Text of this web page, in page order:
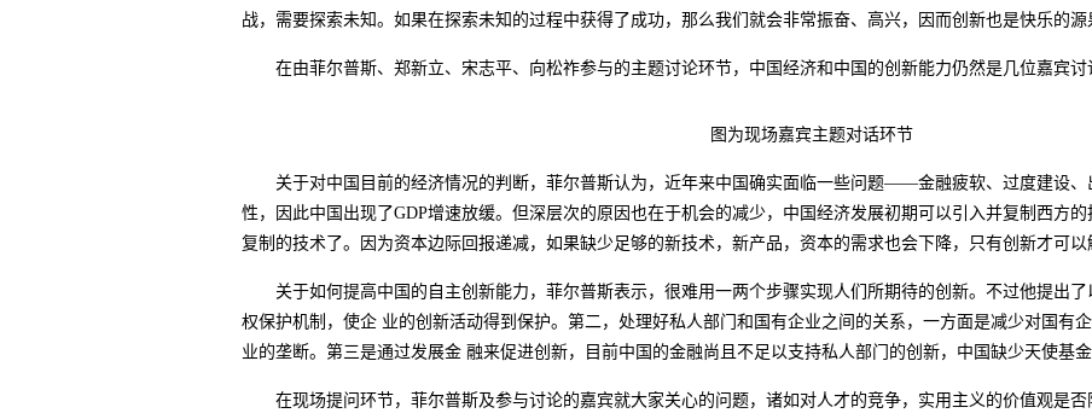
战，需要探索未知。如果在探索未知的过程中获得了成功，那么我们就会非常振奋、高兴，因而创新也是快乐的源
在由菲尔普斯、郑新立、宋志平、向松祚参与的主题讨论环节，中国经济和中国的创新能力仍然是几位嘉宾讨
图为现场嘉宾主题对话环节
关于对中国目前的经济情况的判断，菲尔普斯认为，近年来中国确实面临一些问题——金融疲软、过度建设
性，因此中国出现了GDP增速放缓。但深层次的原因也在于机会的减少，中国经济发展初期可以引入并复制西方的
复制的技术了。因为资本边际回报递减，如果缺少足够的新技术，新产品，资本的需求也会下降，只有创新才可以
关于如何提高中国的自主创新能力，菲尔普斯表示，很难用一两个步骤实现人们所期待的创新。不过他提出
权保护机制，使企 业的创新活动得到保护。第二，处理好私人部门和国有企业之间的关系，一方面是减少对国有
业的垄断。第三是通过发展金 融来促进创新，目前中国的金融尚且不足以支持私人部门的创新，中国缺少天使基金
在现场提问环节，菲尔普斯及参与讨论的嘉宾就大家关心的问题，诸如对人才的竞争，实用主义的价值观是